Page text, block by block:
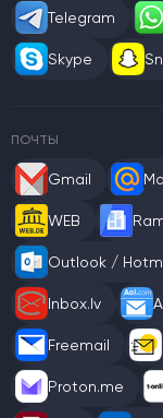
Telegram
Skype
ПОЧТЫ
Gmail
WEB
Outlook /
Inbox.lv
Freemail
Proton.me